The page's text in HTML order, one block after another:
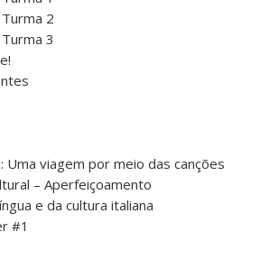
2
3
Uma viagem por meio das canções
– Aperfeiçoamento
e da cultura italiana
#1